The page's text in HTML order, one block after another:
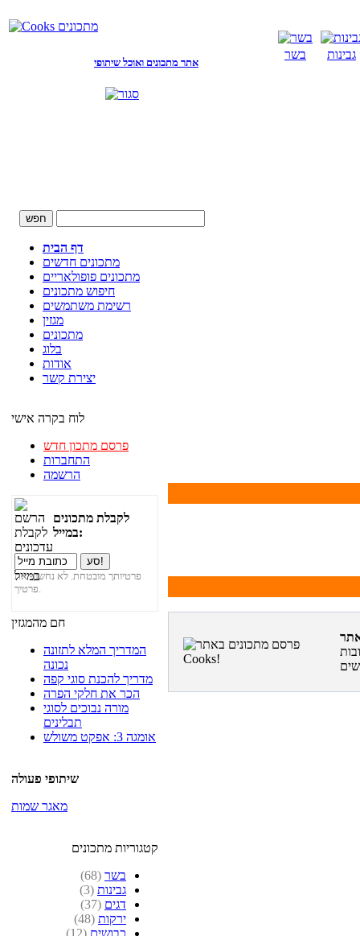
אתר מתכונים ואוכל שיתופי
בשר גבינות
דף הבית
מתכונים חדשים
מתכונים פופולאריים
חיפוש מתכונים
רשימת משתמשים
מגזין
מתכונים
בלוג
אודות
יצירת קשר
לוח בקרה אישי
פרסם מתכון חדש
התחברות
הרשמה
לקבלת מתכונים
במייל:
פרטיותך מובטחת. לא נחשוף את
פרטיך.
חם מהמגזין
המדריך המלא לתזונה
נכונה
מדריך להכנת סוגי קפה
הכר את חלקי הפרה
מורה נבוכים לסוגי
תבלינים
אומגה 3: אפקט משולש
שיתופי פעולה
מאגר שמות
קטגוריות מתכונים
בשר (68)
גבינות (3)
דגים (37)
ירקות (48)
כבושים (12)